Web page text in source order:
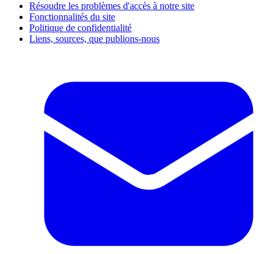
Résoudre les problèmes d'accès à notre site
Fonctionnalités du site
Politique de confidentialité
Liens, sources, que publions-nous